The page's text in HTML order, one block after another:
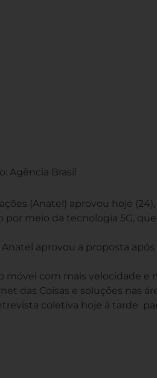
Agência Brasil
(Anatel) aprovou hoje (24),
por meio da tecnologia 5G,
aprovou a proposta
móvel com mais velocidade e
das Coisas e soluções nas
coletiva hoje à tarde